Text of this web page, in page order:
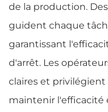
de la production.
guident chaque
garantissant
d'arrêt. Les
claires et
maintenir l'efficacité